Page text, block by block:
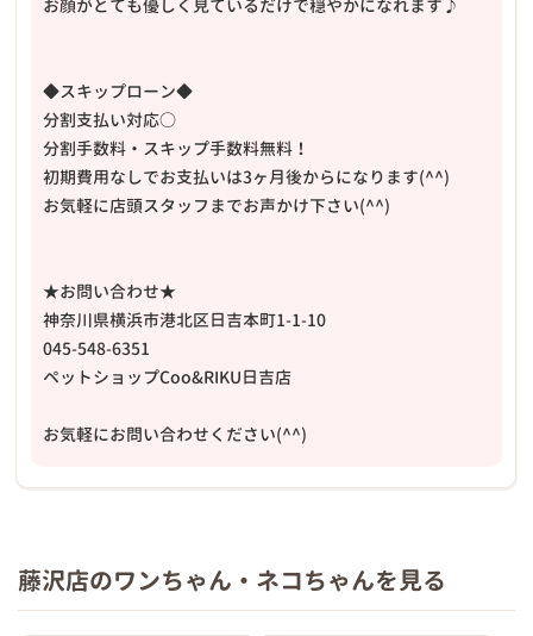
お顔がとても優しく見ているだけで穏やかになれます♪
◆スキップローン◆
分割支払い対応○
分割手数料・スキップ手数料無料！
初期費用なしでお支払いは3ヶ月後からになります(^^)
お気軽に店頭スタッフまでお声かけ下さい(^^)
★お問い合わせ★
神奈川県横浜市港北区日吉本町1-1-10
045-548-6351
ペットショップCoo&RIKU日吉店
お気軽にお問い合わせください(^^)
藤沢店のワンちゃん・ネコちゃんを見る